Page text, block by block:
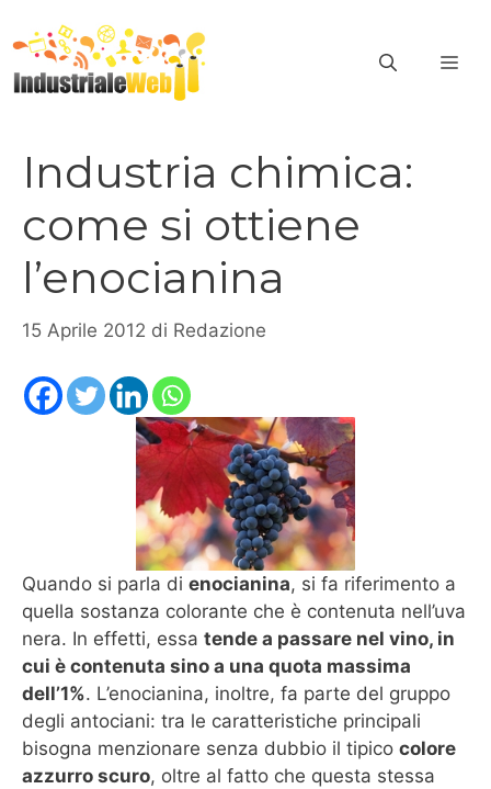
al
contenuto
Industria chimica:
come si ottiene
l’enocianina
15 Aprile 2012 di Redazione
Quando si parla di enocianina, si fa riferimento a
quella sostanza colorante che è contenuta nell’uva
nera. In effetti, essa tende a passare nel vino, in
cui è contenuta sino a una quota massima
dell’1%. L’enocianina, inoltre, fa parte del gruppo
degli antociani: tra le caratteristiche principali
bisogna menzionare senza dubbio il tipico colore
azzurro scuro, oltre al fatto che questa stessa